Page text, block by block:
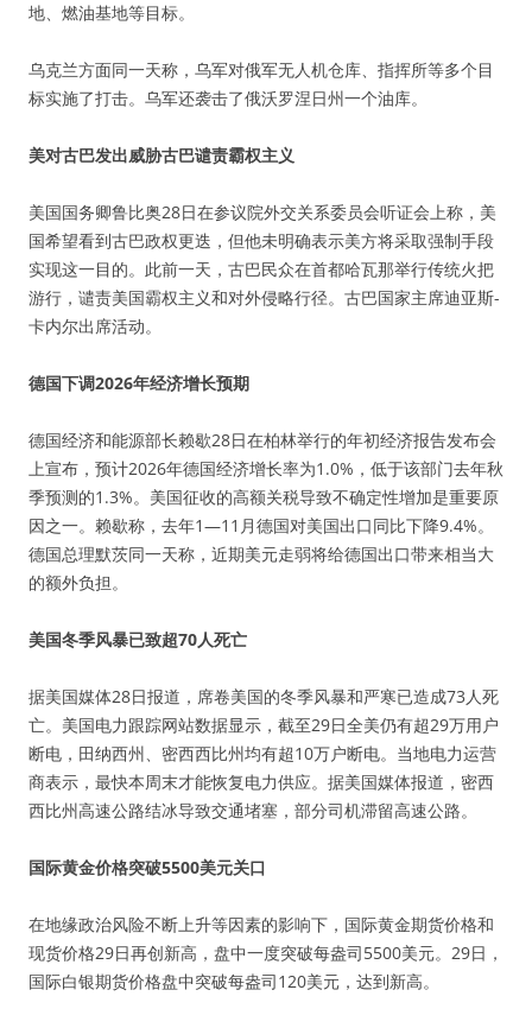
地、燃油基地等目标。
乌克兰方面同一天称，乌军对俄军无人机仓库、指挥所等多个目
标实施了打击。乌军还袭击了俄沃罗涅日州一个油库。
美对古巴发出威胁古巴谴责霸权主义
美国国务卿鲁比奥28日在参议院外交关系委员会听证会上称，美
国希望看到古巴政权更迭，但他未明确表示美方将采取强制手段
实现这一目的。此前一天，古巴民众在首都哈瓦那举行传统火把
游行，谴责美国霸权主义和对外侵略行径。古巴国家主席迪亚斯-
卡内尔出席活动。
德国下调2026年经济增长预期
德国经济和能源部长赖歇28日在柏林举行的年初经济报告发布会
上宣布，预计2026年德国经济增长率为1.0%，低于该部门去年秋
季预测的1.3%。美国征收的高额关税导致不确定性增加是重要原
因之一。赖歇称，去年1—11月德国对美国出口同比下降9.4%。
德国总理默茨同一天称，近期美元走弱将给德国出口带来相当大
的额外负担。
美国冬季风暴已致超70人死亡
据美国媒体28日报道，席卷美国的冬季风暴和严寒已造成73人死
亡。美国电力跟踪网站数据显示，截至29日全美仍有超29万用户
断电，田纳西州、密西西比州均有超10万户断电。当地电力运营
商表示，最快本周末才能恢复电力供应。据美国媒体报道，密西
西比州高速公路结冰导致交通堵塞，部分司机滞留高速公路。
国际黄金价格突破5500美元关口
在地缘政治风险不断上升等因素的影响下，国际黄金期货价格和
现货价格29日再创新高，盘中一度突破每盎司5500美元。29日，
国际白银期货价格盘中突破每盎司120美元，达到新高。